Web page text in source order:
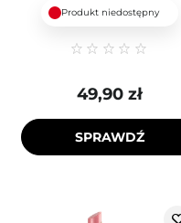
Produkt niedostępny
49,90 zł
SPRAWDŹ